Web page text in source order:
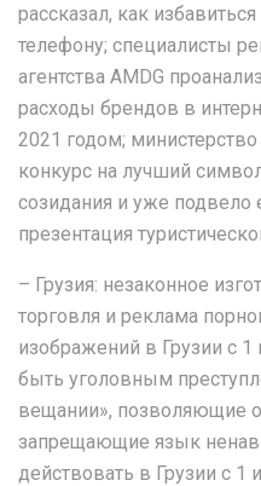
рассказал, как
телефону; специалисты
агентства AMDG
расходы брендов в
2021 годом;
конкурс на лучший
созидания и уже подвело
презентация
– Грузия: незаконное
торговля и реклама
изображений в Грузии с 1
быть уголовным
вещании», позволяющие
запрещающие язык
действовать в Грузии с